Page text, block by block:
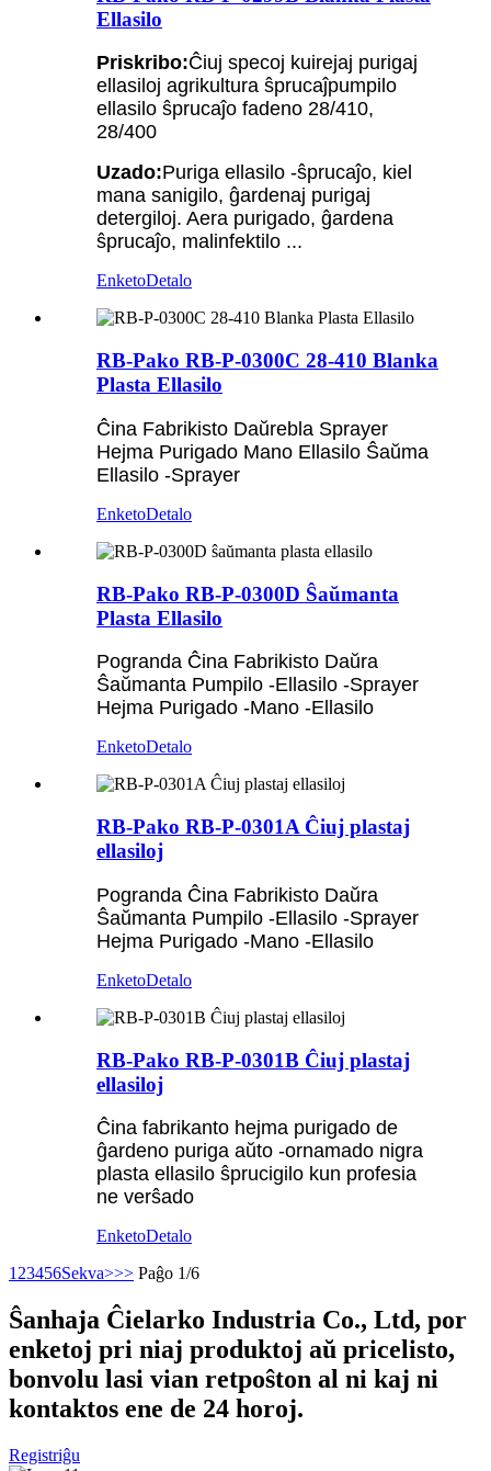
Ellasilo
Priskribo:Ĉiuj specoj kuirejaj purigaj
ellasiloj agrikultura ŝprucaĵpumpilo
ellasilo ŝprucaĵo fadeno 28/410,
28/400
Uzado:Puriga ellasilo -ŝprucaĵo, kiel
mana sanigilo, ĝardenaj purigaj
detergiloj. Aera purigado, ĝardena
ŝprucaĵo, malinfektilo ...
EnketoDetalo
RB-Pako RB-P-0300C 28-410 Blanka
Plasta Ellasilo
Ĉina Fabrikisto Daŭrebla Sprayer
Hejma Purigado Mano Ellasilo Ŝaŭma
Ellasilo -Sprayer
EnketoDetalo
RB-Pako RB-P-0300D Ŝaŭmanta
Plasta Ellasilo
Pogranda Ĉina Fabrikisto Daŭra
Ŝaŭmanta Pumpilo -Ellasilo -Sprayer
Hejma Purigado -Mano -Ellasilo
EnketoDetalo
RB-Pako RB-P-0301A Ĉiuj plastaj
ellasiloj
Pogranda Ĉina Fabrikisto Daŭra
Ŝaŭmanta Pumpilo -Ellasilo -Sprayer
Hejma Purigado -Mano -Ellasilo
EnketoDetalo
RB-Pako RB-P-0301B Ĉiuj plastaj
ellasiloj
Ĉina fabrikanto hejma purigado de
ĝardeno puriga aŭto -ornamado nigra
plasta ellasilo ŝprucigilo kun profesia
ne verŝado
EnketoDetalo
1 23456Sekva>>> Paĝo 1/6
Ŝanhaja Ĉielarko Industria Co., Ltd, por
enketoj pri niaj produktoj aŭ pricelisto,
bonvolu lasi vian retpoŝton al ni kaj ni
kontaktos ene de 24 horoj.
Registriĝu